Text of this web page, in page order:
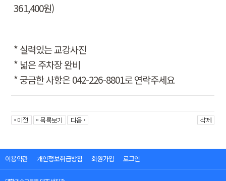
361,400원)
*실력있는 교강사진
* 넓은 주차장 완비
*궁금한 사항은042-226-8801로 연락주세요
이용약관 개인정보취급방침 회원가입 로그인